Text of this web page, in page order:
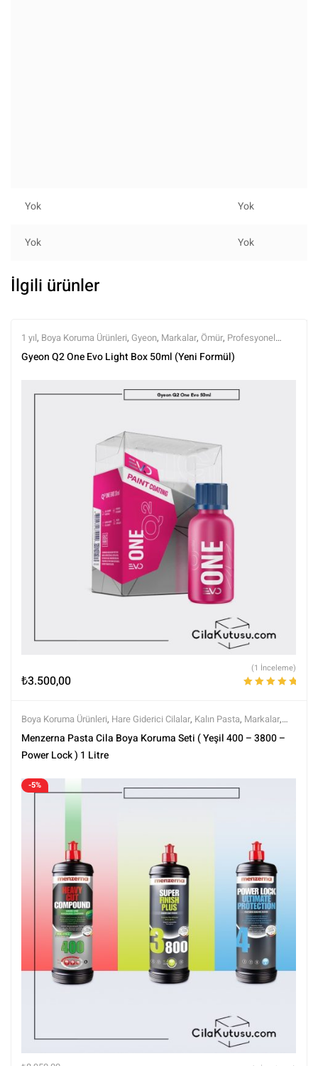
Yok Yok
Yok Yok
İlgili ürünler
1 yıl, Boya Koruma Ürünleri, Gyeon, Markalar, Ömür, Profesyonel
Seramikler ,Semi Profesyonel Seramikler,Seramik Boya Koruma
Gyeon Q2 One Evo Light Box 50ml (Yeni Formül)
₺3.500,00
(1 İnceleme)
Boya Koruma Ürünleri, Hare Giderici Cilalar, Kalın Pasta, Markalar,
Menzerna, Polisaj,Polisaj ve Parlatma, Setler,Setler,Tüm Ürünler,
Tüm Ürünler
Menzerna Pasta Cila Boya Koruma Seti ( Yeşil 400 – 3800 –
Power Lock ) 1 Litre
-5%